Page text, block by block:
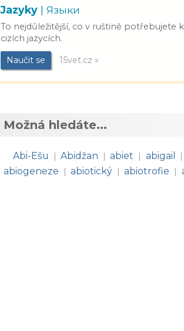
Jazyky | Языки
To nejdůležitější, co v ruštině
cizích jazycích.
Naučit se 15vet.cz »
Možná hledáte...
Abi-Ešu | Abidžan | abiet | abigail |
abiogeneze | abiotický | abiotrofie |